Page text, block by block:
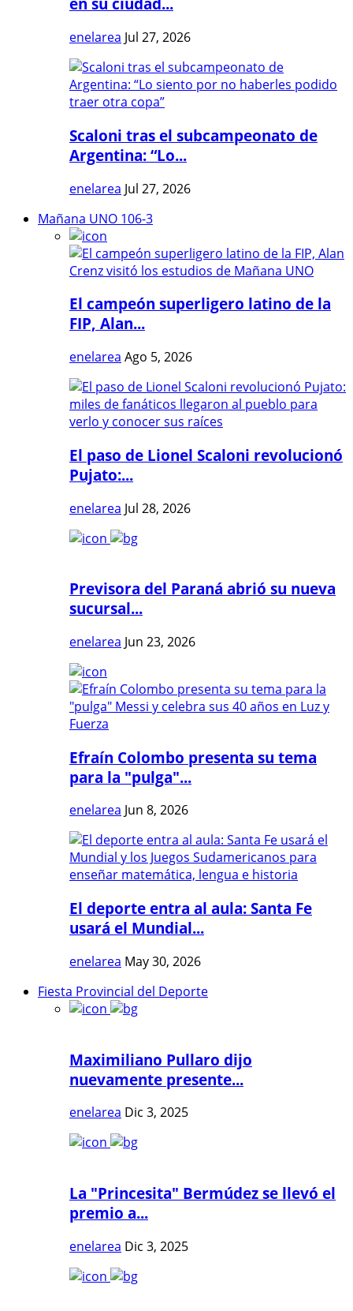
enelarea Jul 27, 2026
Scaloni tras el subcampeonato de
Argentina: “Lo...
enelarea Jul 27, 2026
Mañana UNO 106-3
El campeón superligero latino de la
FIP, Alan...
enelarea Ago 5, 2026
El paso de Lionel Scaloni revolucionó
Pujato:...
enelarea Jul 28, 2026
Previsora del Paraná abrió su nueva
sucursal...
enelarea Jun 23, 2026
Efraín Colombo presenta su tema
para la "pulga"...
enelarea Jun 8, 2026
El deporte entra al aula: Santa Fe
usará el Mundial...
enelarea May 30, 2026
Fiesta Provincial del Deporte
Maximiliano Pullaro dijo
nuevamente presente...
enelarea Dic 3, 2025
La "Princesita" Bermúdez se llevó el
premio a...
enelarea Dic 3, 2025